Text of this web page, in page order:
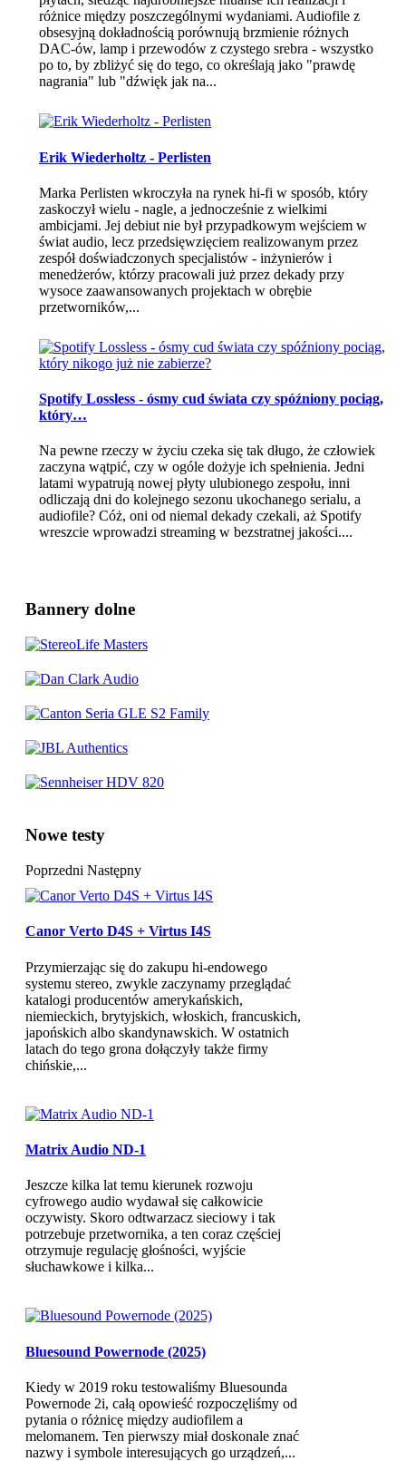
różnice między poszczególnymi wydaniami. Audiofile z
obsesyjną dokładnością porównują brzmienie różnych
DAC-ów, lamp i przewodów z czystego srebra - wszystko
po to, by zbliżyć się do tego, co określają jako "prawdę
nagrania" lub "dźwięk jak na...
Erik Wiederholtz - Perlisten
Marka Perlisten wkroczyła na rynek hi-fi w sposób, który
zaskoczył wielu - nagle, a jednocześnie z wielkimi
ambicjami. Jej debiut nie był przypadkowym wejściem w
świat audio, lecz przedsięwzięciem realizowanym przez
zespół doświadczonych specjalistów - inżynierów i
menedżerów, którzy pracowali już przez dekady przy
wysoce zaawansowanych projektach w obrębie
przetworników,...
Spotify Lossless - ósmy cud świata czy spóźniony pociąg,
który…
Na pewne rzeczy w życiu czeka się tak długo, że człowiek
zaczyna wątpić, czy w ogóle dożyje ich spełnienia. Jedni
latami wypatrują nowej płyty ulubionego zespołu, inni
odliczają dni do kolejnego sezonu ukochanego serialu, a
audiofile? Cóż, oni od niemal dekady czekali, aż Spotify
wreszcie wprowadzi streaming w bezstratnej jakości....
Bannery dolne
Nowe testy
Poprzedni Następny
Canor Verto D4S + Virtus I4S
Przymierzając się do zakupu hi-endowego
systemu stereo, zwykle zaczynamy przeglądać
katalogi producentów amerykańskich,
niemieckich, brytyjskich, włoskich, francuskich,
japońskich albo skandynawskich. W ostatnich
latach do tego grona dołączyły także firmy
chińskie,...
Matrix Audio ND-1
Jeszcze kilka lat temu kierunek rozwoju
cyfrowego audio wydawał się całkowicie
oczywisty. Skoro odtwarzacz sieciowy i tak
potrzebuje przetwornika, a ten coraz częściej
otrzymuje regulację głośności, wyjście
słuchawkowe i kilka...
Bluesound Powernode (2025)
Kiedy w 2019 roku testowaliśmy Bluesounda
Powernode 2i, całą opowieść rozpoczęliśmy od
pytania o różnicę między audiofilem a
melomanem. Ten pierwszy miał doskonale znać
nazwy i symbole interesujących go urządzeń,...